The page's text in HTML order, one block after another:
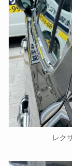
レク